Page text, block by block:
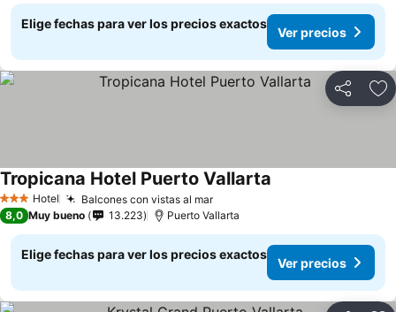
Elige fechas para ver los precios exactos
Ver precios
Compartir
3 Estrellas
Hotel Balcones con vistas al mar
Tropicana Hotel Puerto Vallarta
8,0 Muy bueno 13.223 Puerto Vallarta
Elige fechas para ver los precios exactos
Ver precios